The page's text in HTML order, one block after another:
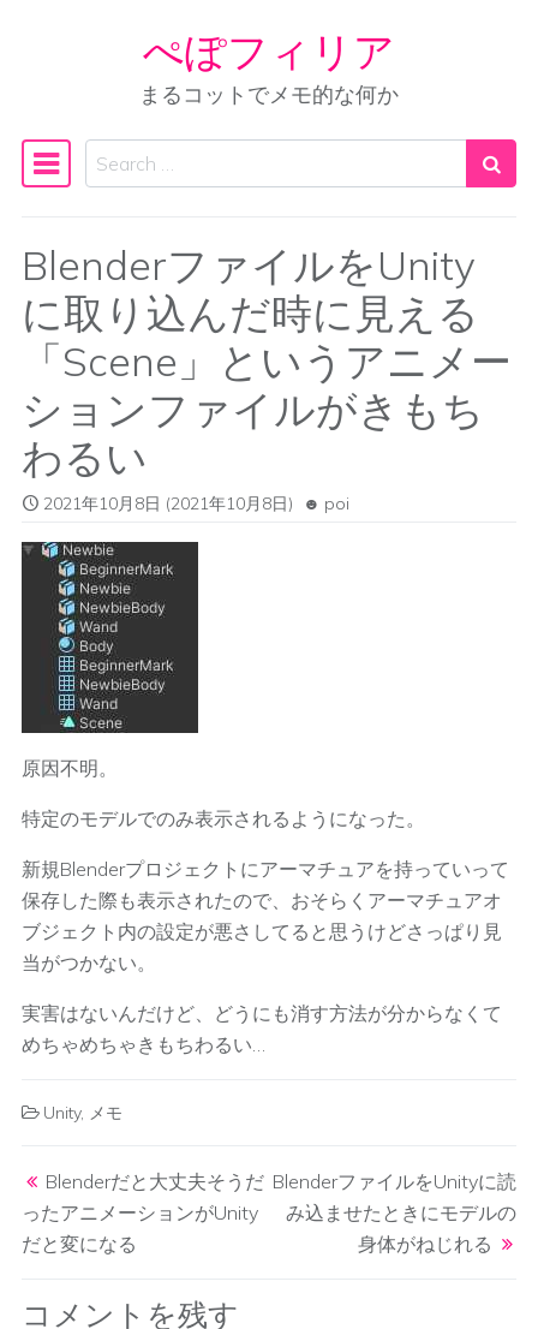
Skip to content
ぺぽフィリア
まるコットでメモ的な何か
Main Navigation
Search
BlenderファイルをUnity
に取り込んだ時に見える
「Scene」というアニメー
ションファイルがきもち
わるい
2021年10月8日 (2021年10月8日) poi
原因不明。
特定のモデルでのみ表示されるようになった。
新規Blenderプロジェクトにアーマチュアを持っていって
保存した際も表示されたので、おそらくアーマチュアオ
ブジェクト内の設定が悪さしてると思うけどさっぱり見
当がつかない。
実害はないんだけど、どうにも消す方法が分からなくて
めちゃめちゃきもちわるい…
Unity, メモ
Blenderだと大丈夫そうだ
ったアニメーションがUnity
だと変になる
BlenderファイルをUnityに読
み込ませたときにモデルの
身体がねじれる
コメントを残す